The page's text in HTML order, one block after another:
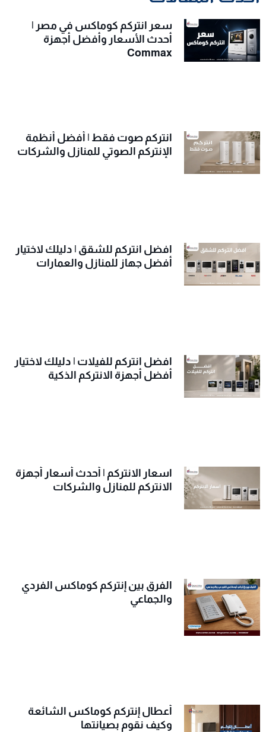
سعر انتركم كوماكس في مصر |
أحدث الأسعار وأفضل أجهزة
Commax
انتركم صوت فقط | أفضل أنظمة
الإنتركم الصوتي للمنازل والشركات
افضل انتركم للشقق | دليلك لاختيار
أفضل جهاز للمنازل والعمارات
افضل انتركم للفيلات | دليلك لاختيار
أفضل أجهزة الانتركم الذكية
اسعار الانتركم | أحدث أسعار أجهزة
الانتركم للمنازل والشركات
الفرق بين إنتركم كوماكس الفردي
والجماعي
أعطال إنتركم كوماكس الشائعة
وكيف نقوم بصيانتها